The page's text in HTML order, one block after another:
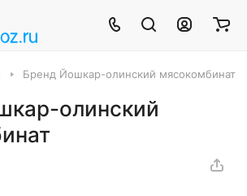
Бренд Йошкар-олинский мясокомбинат
олинский